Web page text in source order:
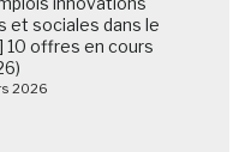
et sociales dans le
10 offres en cours
2026